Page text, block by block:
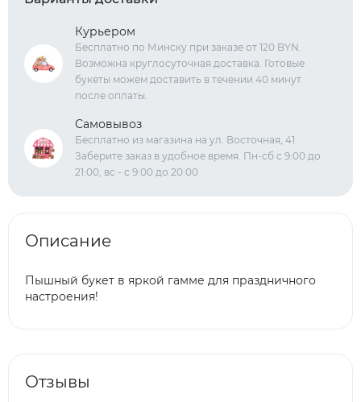
Курьером
Бесплатно по Минску при заказе от 120 BYN.
Возможна круглосуточная доставка. Готовые
букеты можем доставить в течении 40 минут
после оплаты.
Самовывоз
Бесплатно из магазина на ул. Восточная, 41.
Заберите заказ в удобное время. Пн-сб с 9:00 до
21:00, вс - с 9:00 до 20:00
Описание
Пышный букет в яркой гамме для праздничного
настроения!
Отзывы